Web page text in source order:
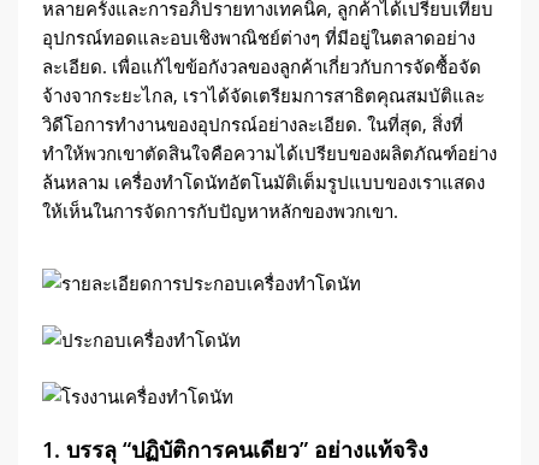
หลายครั้งและการอภิปรายทางเทคนิค, ลูกค้าได้เปรียบเทียบ
อุปกรณ์ทอดและอบเชิงพาณิชย์ต่างๆ ที่มีอยู่ในตลาดอย่าง
ละเอียด. เพื่อแก้ไขข้อกังวลของลูกค้าเกี่ยวกับการจัดซื้อจัด
จ้างจากระยะไกล, เราได้จัดเตรียมการสาธิตคุณสมบัติและ
วิดีโอการทำงานของอุปกรณ์อย่างละเอียด. ในที่สุด, สิ่งที่
ทำให้พวกเขาตัดสินใจคือความได้เปรียบของผลิตภัณฑ์อย่าง
ล้นหลาม เครื่องทำโดนัทอัตโนมัติเต็มรูปแบบของเราแสดง
ให้เห็นในการจัดการกับปัญหาหลักของพวกเขา.
1. บรรลุ “ปฏิบัติการคนเดียว” อย่างแท้จริง